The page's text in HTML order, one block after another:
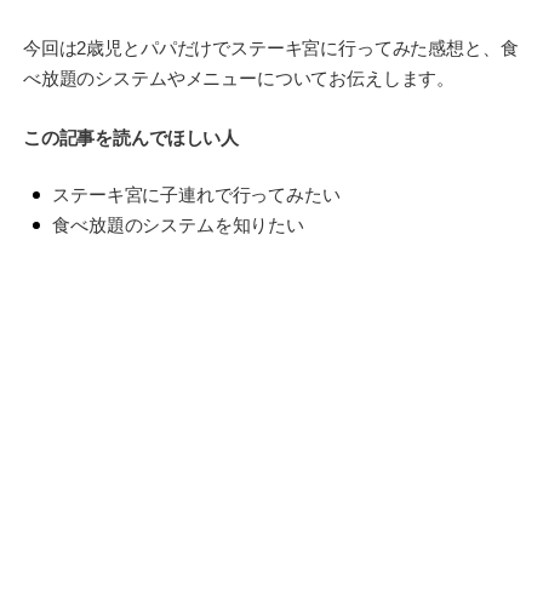
今回は2歳児とパパだけでステーキ宮に行ってみた感想と、食
べ放題のシステムやメニューについてお伝えします。
この記事を読んでほしい人
ステーキ宮に子連れで行ってみたい
食べ放題のシステムを知りたい